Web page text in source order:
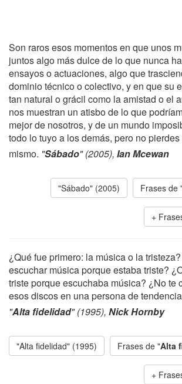
Son raros esos momentos en que unos
juntos algo más dulce de lo que nunca
ensayos o actuaciones, algo que
dominio técnico o colectivo, y en que su
tan natural o grácil como la amistad o el
nos muestran un atisbo de lo que
mejor de nosotros, y de un mundo
todo lo tuyo a los demás, pero no
mismo. "Sábado" (2005), Ian Mcewan
"Sábado" (2005) Frases de
¿Qué fue primero: la música o la
escuchar música porque estaba triste?
triste porque escuchaba música? ¿No te
esos discos en una persona de
"Alta fidelidad" (1995), Nick Hornby
"Alta fidelidad" (1995) Frases de "Alta